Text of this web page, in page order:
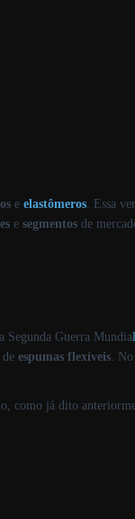
e elastômeros . Essa
e segmentos de
Segunda Guerra Mundial
espumas flexíveis .
como já dito